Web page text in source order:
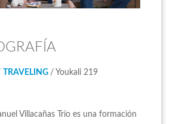
TRAVELING / Youkali 219
Villacañas Trío es una formación